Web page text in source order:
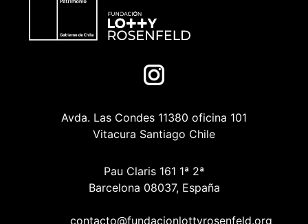
Avda. Las Condes 11380 oficina 101
Vitacura Santiago Chile
Pau Claris 161 1ª 2ª
Barcelona 08037, España
contacto@fundacionlottyrosenfeld.org